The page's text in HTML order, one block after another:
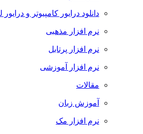
دانلود درایور کامپیوتر و
نرم افزار مذهبی
نرم افزار پرتابل
نرم افزار آموزشی
مقالات
آموزش زبان
نرم افزار مک